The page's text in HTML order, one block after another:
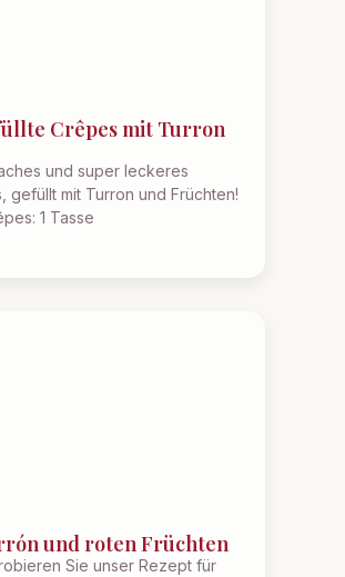
Crêpes mit Turron
und super leckeres
gefüllt mit Turron und Früchten!
1 Tasse
und roten Früchten
Sie unser Rezept für